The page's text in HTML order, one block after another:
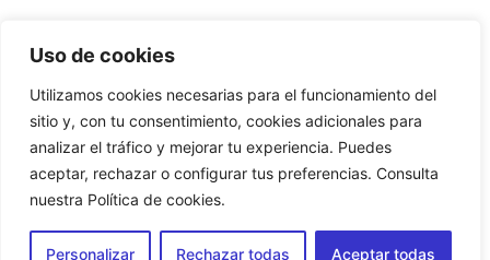
Uso de cookies
Utilizamos cookies necesarias para el funcionamiento del
sitio y, con tu consentimiento, cookies adicionales para
analizar el tráfico y mejorar tu experiencia. Puedes
aceptar, rechazar o configurar tus preferencias. Consulta
nuestra Política de cookies.
Personalizar Rechazar todas Aceptar todas